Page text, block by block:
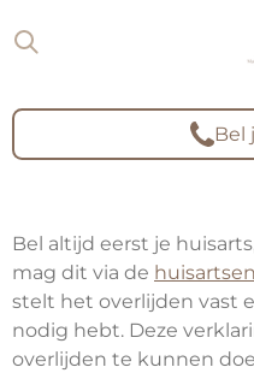
Ga
direct
de
Bel
Bel altijd eerst je
mag dit via de
stelt het overlijden vast
nodig hebt. Deze
overlijden te kunnen